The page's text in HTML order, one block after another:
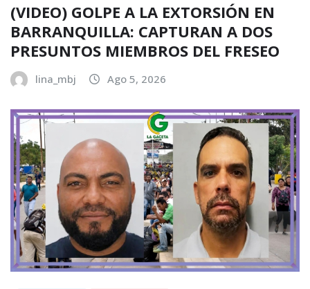
(VIDEO) GOLPE A LA EXTORSIÓN EN
BARRANQUILLA: CAPTURAN A DOS
PRESUNTOS MIEMBROS DEL FRESEO
lina_mbj Ago 5, 2026